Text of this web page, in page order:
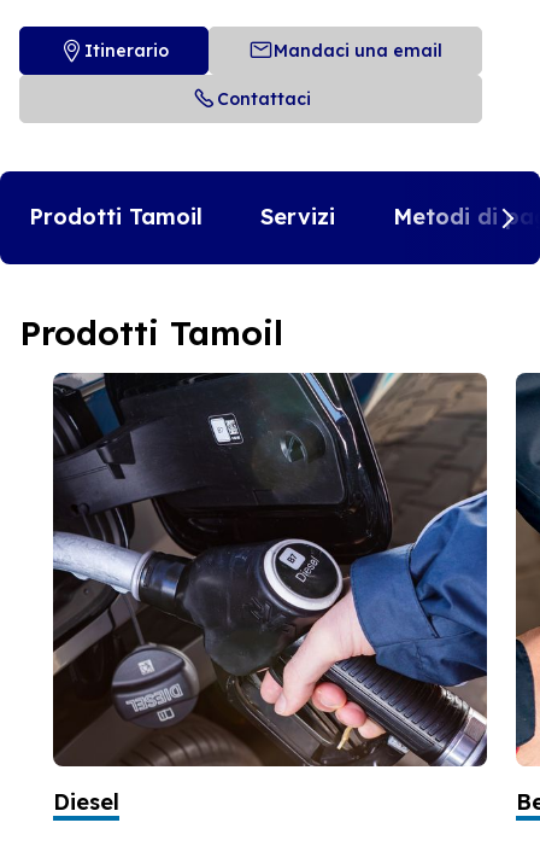
Itinerario Mandaci una email
Contattaci
Prodotti Tamoil Servizi Metodi di
Prodotti Tamoil
Diesel